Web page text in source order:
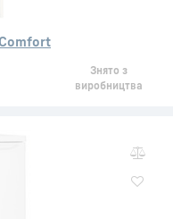
Знято з
виробництва